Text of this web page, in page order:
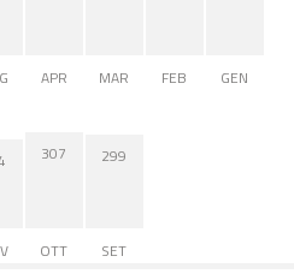
APR MAR FEB GEN
307
OTT
299
SET